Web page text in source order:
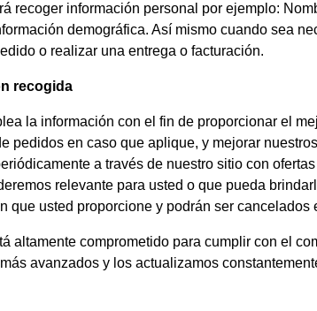
recoger información personal por ejemplo:
demográfica. Así mismo cuando sea
o realizar una entrega o facturación.
recogida
la información con el fin de proporcionar el
pedidos en caso que aplique, y mejorar
a través de nuestro sitio con
relevante para usted o que pueda
que usted proporcione y podrán ser cancelados
altamente comprometido para cumplir con el
avanzados y los actualizamos